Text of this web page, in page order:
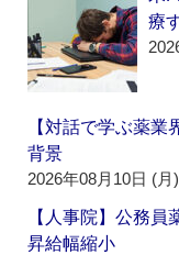
療
【対話で学ぶ薬
背景
2026年08月10日 (月)
【人事院】公務員
昇給幅縮小